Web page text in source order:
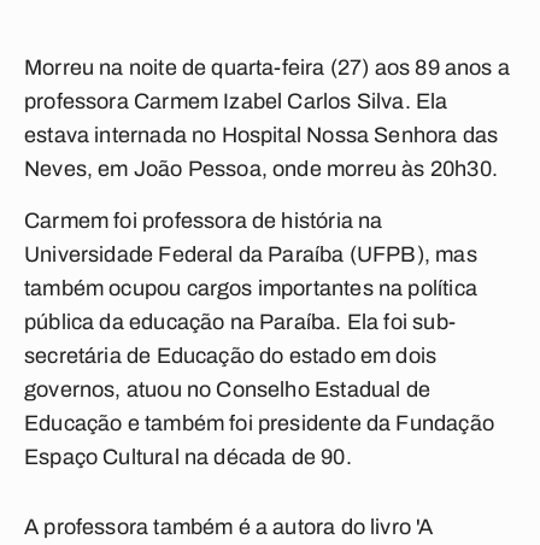
Morreu na noite de quarta-feira (27) aos 89 anos a
professora Carmem Izabel Carlos Silva. Ela
estava internada no Hospital Nossa Senhora das
Neves, em João Pessoa, onde morreu às 20h30.
Carmem foi professora de história na
Universidade Federal da Paraíba (UFPB), mas
também ocupou cargos importantes na política
pública da educação na Paraíba. Ela foi sub-
secretária de Educação do estado em dois
governos, atuou no Conselho Estadual de
Educação e também foi presidente da Fundação
Espaço Cultural na década de 90.
A professora também é a autora do livro 'A